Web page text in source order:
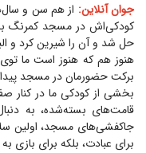
جوان آنلاین: از هم سن و
کودکی‌اش در مسجد کمرنگ
حل شد و آن را شیرین کرد و
هنوز هم که هنوز است ما توی
برکت حضورمان در مسجد
بخشی از کودکی ما در کنار
قامت‌های بسته‌شده، به
جا‌کفشی‌های مسجد، اولین
برای عبادت، بلکه برای بازی